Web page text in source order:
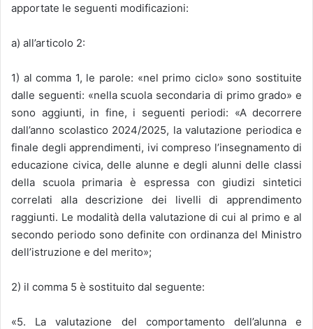
apportate le seguenti modificazioni:
a) all’articolo 2:
1) al comma 1, le parole: «nel primo ciclo» sono sostituite
dalle seguenti: «nella scuola secondaria di primo grado» e
sono aggiunti, in fine, i seguenti periodi: «A decorrere
dall’anno scolastico 2024/2025, la valutazione periodica e
finale degli apprendimenti, ivi compreso l’insegnamento di
educazione civica, delle alunne e degli alunni delle classi
della scuola primaria è espressa con giudizi sintetici
correlati alla descrizione dei livelli di apprendimento
raggiunti. Le modalità della valutazione di cui al primo e al
secondo periodo sono definite con ordinanza del Ministro
dell’istruzione e del merito»;
2) il comma 5 è sostituito dal seguente:
«5. La valutazione del comportamento dell’alunna e